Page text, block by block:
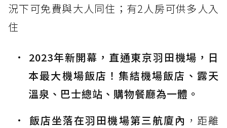
況下可免費與大人同住；有2人房可供多人入
住
2023年新開幕，直通東京羽田機場，日
本最大機場飯店！集結機場飯店、露天
溫泉、巴士總站、購物餐廳為一體。
飯店坐落在羽田機場第三航廈內 ，距離